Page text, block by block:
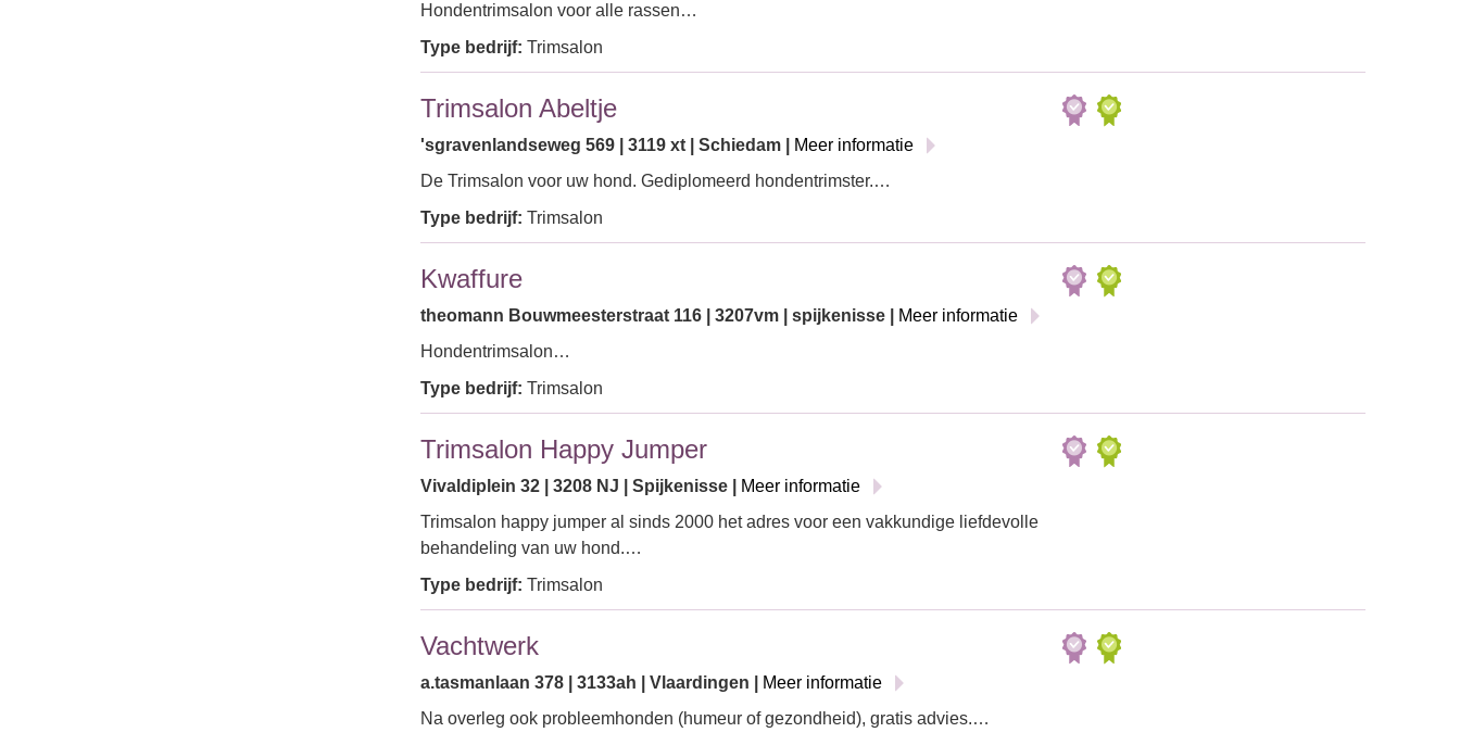
Hondentrimsalon voor alle rassen…
Type bedrijf: Trimsalon
Trimsalon Abeltje
'sgravenlandseweg 569 | 3119 xt | Schiedam |
Meer informatie
De Trimsalon voor uw hond. Gediplomeerd hondentrimster.…
Type bedrijf: Trimsalon
Kwaffure
theomann Bouwmeesterstraat 116 | 3207vm | spijkenisse |
Meer informatie
Hondentrimsalon…
Type bedrijf: Trimsalon
Trimsalon Happy Jumper
Vivaldiplein 32 | 3208 NJ | Spijkenisse |
Meer informatie
Trimsalon happy jumper al sinds 2000 het adres voor een vakkundige liefdevolle
behandeling van uw hond.…
Type bedrijf: Trimsalon
Vachtwerk
a.tasmanlaan 378 | 3133ah | Vlaardingen |
Meer informatie
Na overleg ook probleemhonden (humeur of gezondheid), gratis advies.…